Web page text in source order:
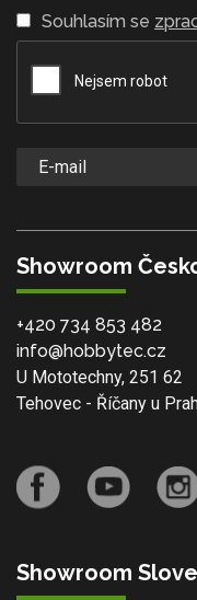
Souhlasím se
Showroom
+420 734 853 482
info@hobbytec.cz
U Mototechny, 251 62
Tehovec - Říčany u
Showroom